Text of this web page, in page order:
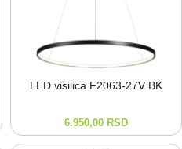
LED visilica F2063-⁠27V BK
6.950,00 RSD